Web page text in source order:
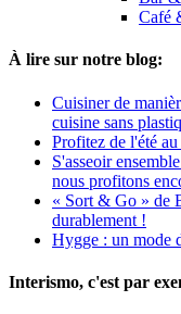
Café
À lire sur notre blog:
Cuisiner de
cuisine sans
Profitez de l'été
S'asseoir
nous profitons
« Sort & Go » de
durablement !
Hygge : un mode
Interismo, c'est par